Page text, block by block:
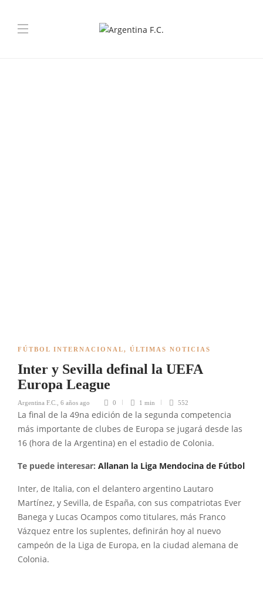
FÚTBOL INTERNACIONAL, ÚLTIMAS NOTICIAS
Inter y Sevilla definal la UEFA
Europa League
Argentina F.C. 6 años ago 0 1 min 552
La final de la 49na edición de la segunda competencia
más importante de clubes de Europa se jugará desde las
16 (hora de la Argentina) en el estadio de Colonia.
Te puede interesar: Allanan la Liga Mendocina de Fútbol
Inter, de Italia, con el delantero argentino Lautaro
Martínez, y Sevilla, de España, con sus compatriotas Ever
Banega y Lucas Ocampos como titulares, más Franco
Vázquez entre los suplentes, definirán hoy al nuevo
campeón de la Liga de Europa, en la ciudad alemana de
Colonia.